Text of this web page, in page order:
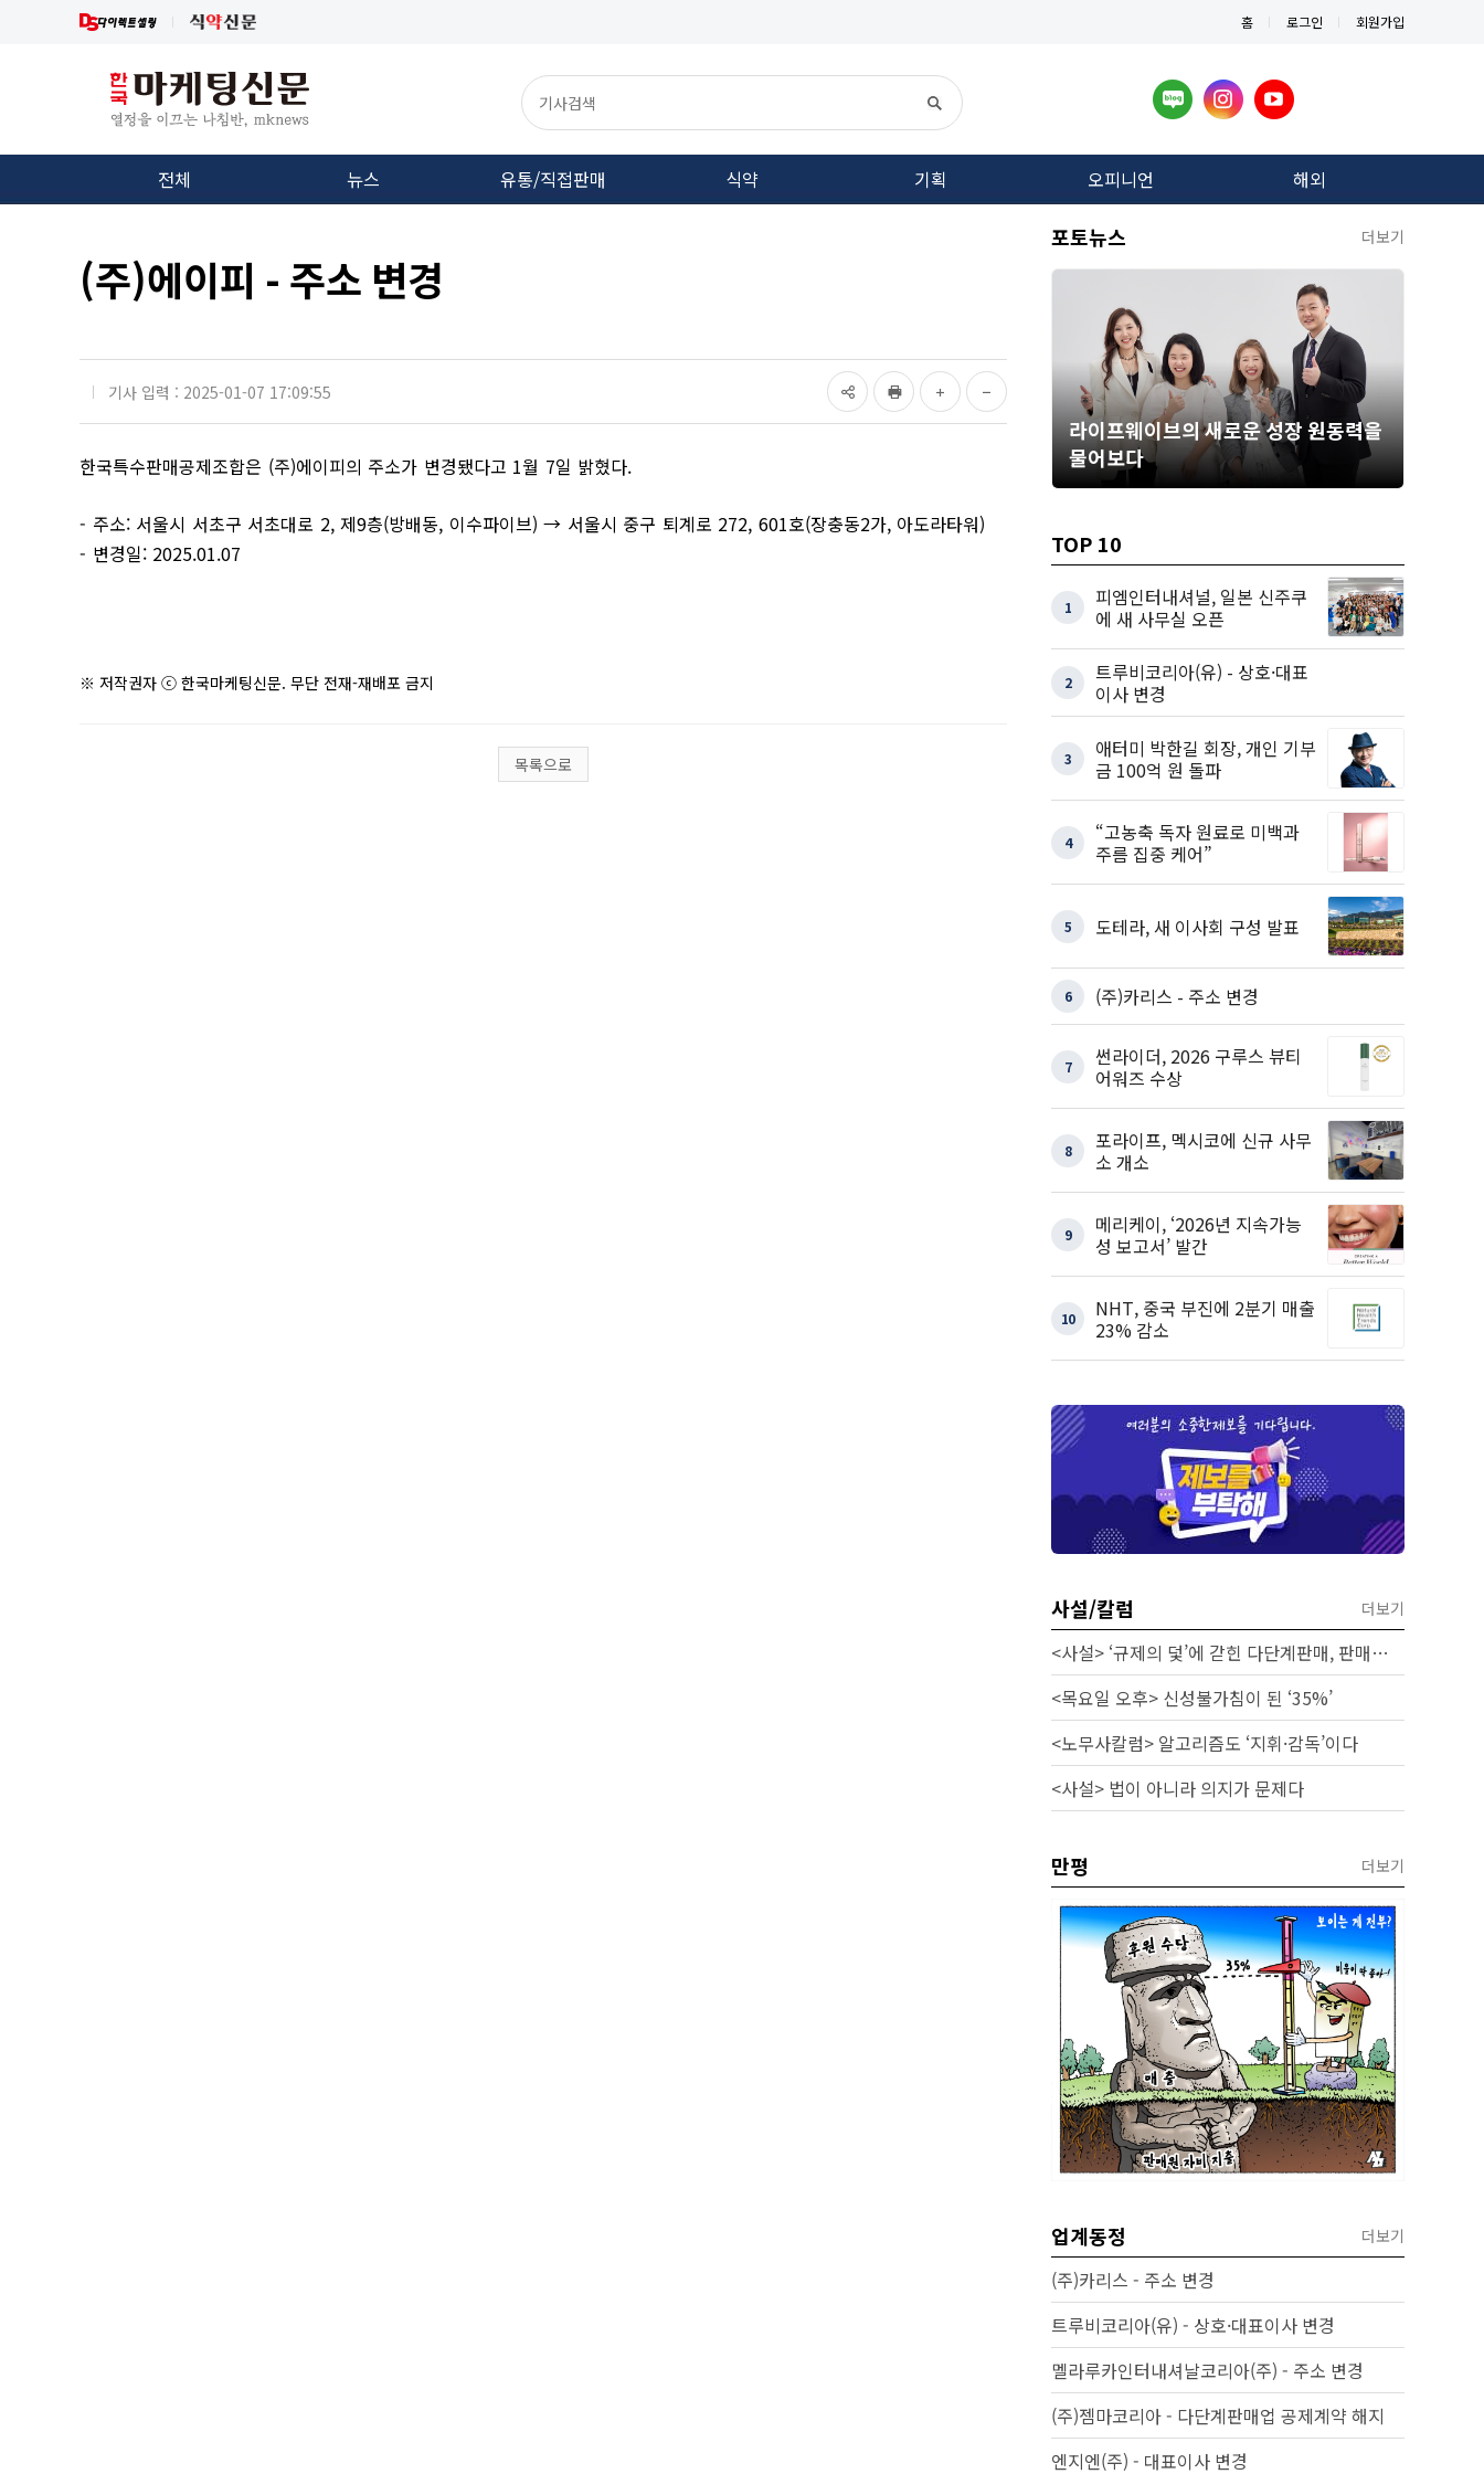
홈 로그인 회원가입
전체 뉴스 유통/직접판매 식약 기획 오피니언 해외
(주)에이피 - 주소 변경
기사 입력 : 2025-01-07 17:09:55
한국특수판매공제조합은 (주)에이피의 주소가 변경됐다고 1월 7일 밝혔다.
- 주소: 서울시 서초구 서초대로 2, 제9층(방배동, 이수파이브) → 서울시 중구 퇴계로 272, 601호(장충동2가, 아도라타워)
- 변경일: 2025.01.07
※ 저작권자 ⓒ 한국마케팅신문. 무단 전재-재배포 금지
목록으로
포토뉴스 더보기
라이프웨이브의 새로운 성장 원동력을
물어보다
TOP 10
1
피엠인터내셔널, 일본 신주쿠
에 새 사무실 오픈
2
트루비코리아(유) - 상호·대표
이사 변경
3
애터미 박한길 회장, 개인 기부
금 100억 원 돌파
4
“고농축 독자 원료로 미백과
주름 집중 케어”
5 도테라, 새 이사회 구성 발표
6 (주)카리스 - 주소 변경
7
썬라이더, 2026 구루스 뷰티
어워즈 수상
8
포라이프, 멕시코에 신규 사무
소 개소
9
메리케이, ‘2026년 지속가능
성 보고서’ 발간
10
NHT, 중국 부진에 2분기 매출
23% 감소
사설/칼럼 더보기
<사설> ‘규제의 덫’에 갇힌 다단계판매, 판매원 보호 시급하다
<목요일 오후> 신성불가침이 된 ‘35%’
<노무사칼럼> 알고리즘도 ‘지휘·감독’이다
<사설> 법이 아니라 의지가 문제다
만평 더보기
업계동정 더보기
(주)카리스 - 주소 변경
트루비코리아(유) - 상호·대표이사 변경
멜라루카인터내셔날코리아(주) - 주소 변경
(주)젬마코리아 - 다단계판매업 공제계약 해지
엔지엔(주) - 대표이사 변경